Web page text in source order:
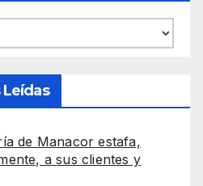
Leídas
de Manacor estafa,
a sus clientes y